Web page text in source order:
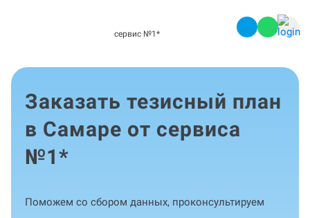
сервис №1 *
Заказать тезисный план
в Самаре от сервиса
№1*
Поможем со сбором данных, проконсультируем